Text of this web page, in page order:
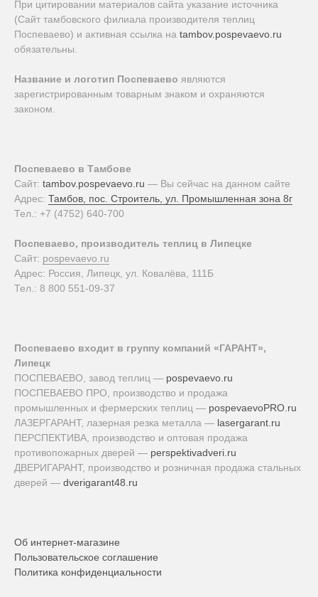
При цитировании материалов сайта указание источника
(Сайт тамбовского филиала производителя теплиц
Поспеваево) и активная ссылка на tambov.pospevaevo.ru
обязательны.
Название и логотип Поспеваево являются
зарегистрированным товарным знаком и охраняются
законом.
Поспеваево в Тамбове
Сайт: tambov.pospevaevo.ru — Вы сейчас на данном сайте
Адрес: Тамбов, пос. Строитель, ул. Промышленная зона 8г
Тел.: +7 (4752) 640-700
Поспеваево, производитель теплиц в Липецке
Сайт: pospevaevo.ru
Адрес: Россия, Липецк, ул. Ковалёва, 111Б
Тел.: 8 800 551-09-37
Поспеваево входит в группу компаний «ГАРАНТ»,
Липецк
ПОСПЕВАЕВО, завод теплиц — pospevaevo.ru
ПОСПЕВАЕВО ПРО, производство и продажа
промышленных и фермерских теплиц — pospevaevoPRO.ru
ЛАЗЕРГАРАНТ, лазерная резка металла — lasergarant.ru
ПЕРСПЕКТИВА, производство и оптовая продажа
противопожарных дверей — perspektivadveri.ru
ДВЕРИГАРАНТ, производство и розничная продажа стальных
дверей — dverigarant48.ru
Об интернет-магазине
Пользовательское соглашение
Политика конфиденциальности